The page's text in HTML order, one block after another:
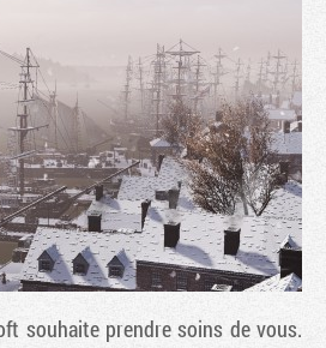
souhaite prendre soins de vous.